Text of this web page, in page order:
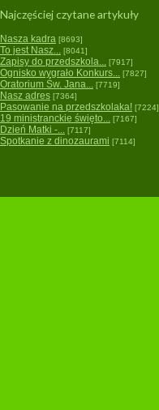
Najczęściej czytane artykuły
Nasza kadra [8693]
To jest Nasz... [8041]
Zapisy do przedszkola... [7917]
Ognisko wygrało Konkurs... [7827]
Oratorium Św. Jana... [7719]
Nasz adres [7364]
Pasowanie na przedszkolaka! [7224]
19 ministranckie święto... [7167]
Dzień Matki -... [7117]
Spotkanie z dinozaurami [7114]